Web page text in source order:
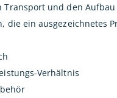
und den Aufbau
die ein ausgezeichnetes
Verhältnis